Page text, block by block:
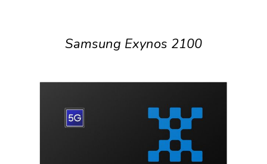
Samsung Exynos 2100